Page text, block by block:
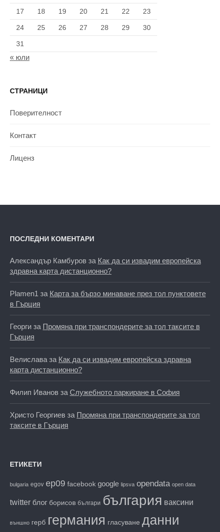
17 18 19 20 21 22 23
24 25 26 27 28 29 30
31
« юли
СТРАНИЦИ
Поверителност
Контакт
Лиценз
ПОСЛЕДНИ КОМЕНТАРИ
Александър Камбуров за Как да си извадим европейска
здравна карта дистанционно?
Plamen1 за Карта за бързо минаване през тол пунктовете
в Гърция
Георги за Промяна при транспондерите за тол таксите в
Гърция
Велислава за Как да си извадим европейска здравна
карта дистанционно?
Филип Иванов за Служебното паркиране в София
Христо Георгиев за Промяна при транспондерите за тол
таксите в Гърция
ЕТИКЕТИ
bulgaria egov ep09 facebook google lipsva opendata open data
twitter блог борисов българи българия ваксини
външно герб германия гласуване данни